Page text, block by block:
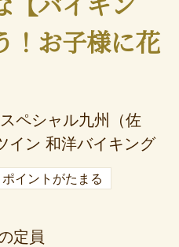
！お子様に花
ペシャル九州（佐
イン 和洋バイキング
ポイントがたまる
定員